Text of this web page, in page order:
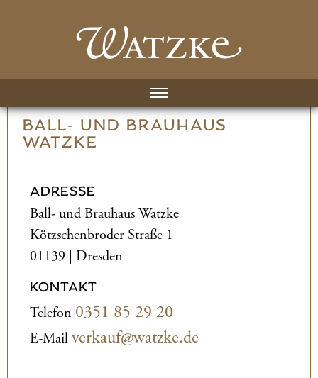
BALL- UND­ BRAUHAUS
WATZKE
ADRESSE
Ball- und­ Brauhaus Watzke
Kötzschenbroder Straße 1
01139 | Dresden
KONTAKT
Telefon 0351 85 29 20
E-Mailverkauf@watzke.de